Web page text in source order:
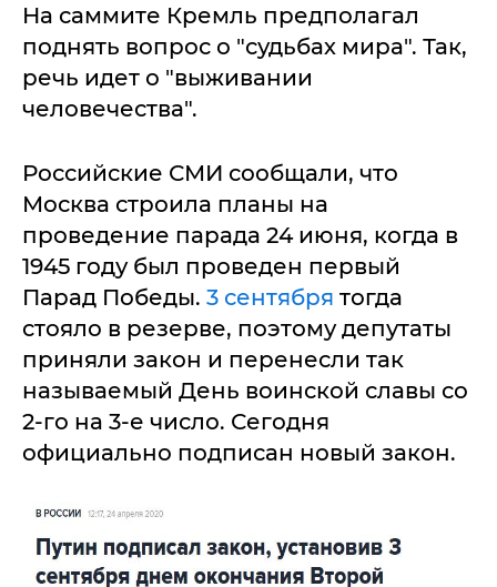
На саммите Кремль предполагал
поднять вопрос о "судьбах мира". Так,
речь идет о "выживании
человечества".
Российские СМИ сообщали, что
Москва строила планы на
проведение парада 24 июня, когда в
1945 году был проведен первый
Парад Победы. 3 сентября тогда
стояло в резерве, поэтому депутаты
приняли закон и перенесли так
называемый День воинской славы со
2-го на 3-е число. Сегодня
официально подписан новый закон.